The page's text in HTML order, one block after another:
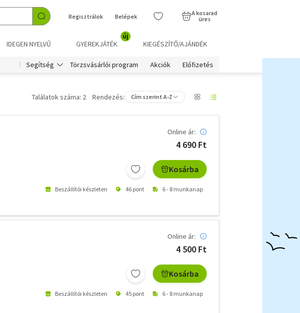
Regisztrálok Belépek
A kosarad
üres
IDEGEN NYELVŰ GYEREKJÁTÉK
új
KIEGÉSZÍTŐ/AJÁNDÉK
Segítség Törzsvásárlói program Akciók Előfizetés
Találatok száma: 2 Rendezés: Cím szerint A-Z
Online ár:
4 690 Ft
Kosárba
Beszállítói készleten 46 pont 6 - 8 munkanap
Online ár:
4 500 Ft
Kosárba
Beszállítói készleten 45 pont 6 - 8 munkanap